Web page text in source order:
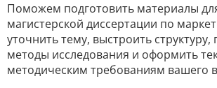
Поможем подготовить материалы
магистерской диссертации по
уточнить тему, выстроить структуру,
методы исследования и оформить
методическим требованиям вашего